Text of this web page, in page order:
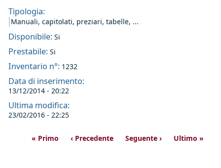
Tipologia:
Manuali, capitolati, preziari, tabelle, ...
Disponibile: Si
Prestabile: Si
Inventario n°: 1232
Data di inserimento:
13/12/2014 - 20:22
Ultima modifica:
23/02/2016 - 22:25
« Primo ‹ Precedente Seguente › Ultimo »